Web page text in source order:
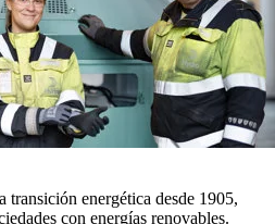
transición energética desde 1905,
con energías renovables.